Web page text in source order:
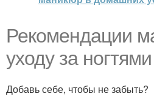
Рекомендации
уходу за
Добавь себе, чтобы не забыть?